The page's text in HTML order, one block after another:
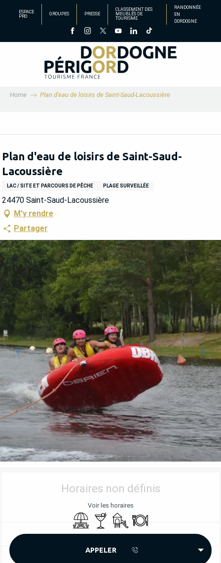
principal
ESPACE
PRO
GROUPES PRESSE
CLASSEMENT DES
MEUBLÉS DE
TOURISME
RANDONNÉE
EN
DORDOGNE
Home Plan d'eau de loisirs de Saint-Saud-Lacoussière
Plan d'eau de loisirs de Saint-Saud-
Lacoussière
LAC / SITE ET PARCOURS DE PÊCHE PLAGE SURVEILLÉE
24470 Saint-Saud-Lacoussière
M'y rendre
Partager
OUVERTURE ET COORDONNÉES
Horaires non définis
Voir les horaires
Aire de pique nique
Bar / Buvette
Jeux pour enfants / Espace
Restaurant
APPELER